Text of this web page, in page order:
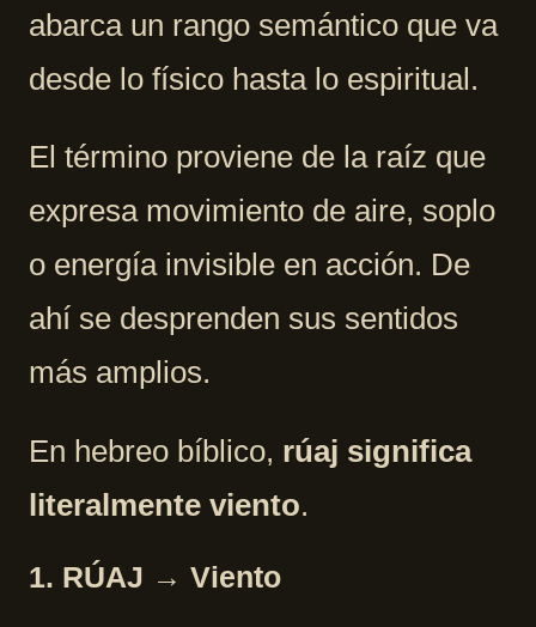
abarca un rango semántico que va
desde lo físico hasta lo espiritual.
El término proviene de la raíz que
expresa movimiento de aire, soplo
o energía invisible en acción. De
ahí se desprenden sus sentidos
más amplios.
En hebreo bíblico, rúaj significa
literalmente viento.
1. RÚAJ → Viento